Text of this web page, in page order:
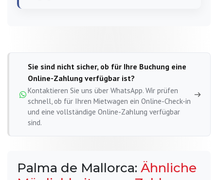
Sie sind nicht sicher, ob für Ihre Buchung eine
Online-Zahlung verfügbar ist?
Kontaktieren Sie uns über WhatsApp. Wir prüfen
schnell, ob für Ihren Mietwagen ein Online-Check-in
und eine vollständige Online-Zahlung verfügbar
sind.
Palma de Mallorca: Ähnliche